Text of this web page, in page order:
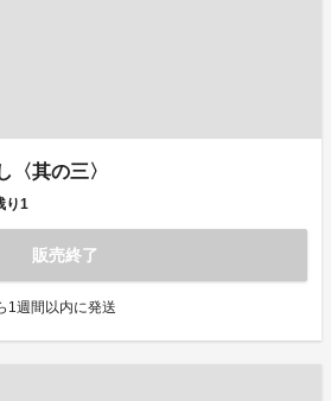
〈其の三〉
り1
販売終了
1週間以内に発送